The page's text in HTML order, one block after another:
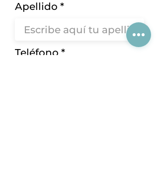
Apellido
Teléfono